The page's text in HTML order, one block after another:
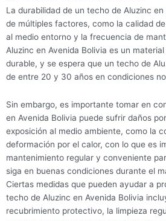
La durabilidad de un techo de Aluzinc
de múltiples factores, como la calidad
al medio entorno y la frecuencia de
Aluzinc en Avenida Bolivia es un
durable, y se espera que un techo de
de entre 20 y 30 años en condiciones
Sin embargo, es importante tomar en
en Avenida Bolivia puede sufrir daños
exposición al medio ambiente, como la
deformación por el calor, con lo que es
mantenimiento regular y conveniente
siga en buenas condiciones durante el
Ciertas medidas que pueden ayudar a
techo de Aluzinc en Avenida Bolivia
recubrimiento protectivo, la limpieza